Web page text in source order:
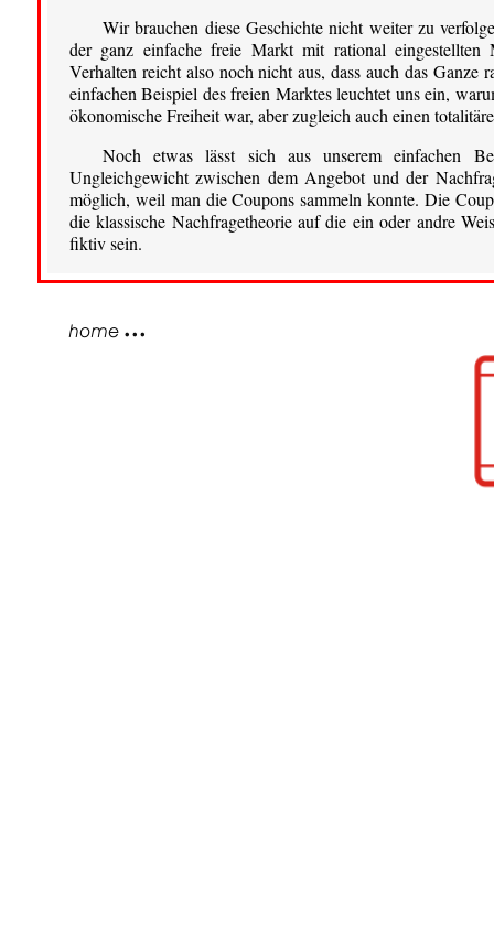
Wir brauchen diese Geschichte nicht weiter zu
der ganz einfache freie Markt mit rational eingestellten
Verhalten reicht also noch nicht aus, dass auch das
einfachen Beispiel des freien Marktes leuchtet uns ein,
ökonomische Freiheit war, aber zugleich auch einen
Noch etwas lässt sich aus unserem einfachen
Ungleichgewicht zwischen dem Angebot und der
möglich, weil man die Coupons sammeln konnte. Die
die klassische Nachfragetheorie auf die ein oder andre
fiktiv sein.